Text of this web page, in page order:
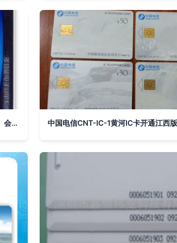
济南建和智能卡 青岛考勤门禁与ID卡、IC卡、会员卡的专业厂家